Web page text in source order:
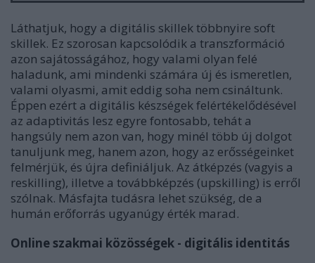
Láthatjuk, hogy a digitális skillek többnyire soft
skillek. Ez szorosan kapcsolódik a transzformáció
azon sajátosságához, hogy valami olyan felé
haladunk, ami mindenki számára új és ismeretlen,
valami olyasmi, amit eddig soha nem csináltunk.
Éppen ezért a digitális készségek felértékelődésével
az adaptivitás lesz egyre fontosabb, tehát a
hangsúly nem azon van, hogy minél több új dolgot
tanuljunk meg, hanem azon, hogy az erősségeinket
felmérjük, és újra definiáljuk. Az átképzés (vagyis a
reskilling), illetve a továbbképzés (upskilling) is erről
szólnak. Másfajta tudásra lehet szükség, de a
humán erőforrás ugyanúgy érték marad.
Online szakmai közösségek - digitális identitás